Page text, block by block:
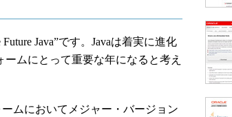
Java”です。Javaは着実に進化
ームにとって重要な年になると考え
ムにおいてメジャー・バージョン